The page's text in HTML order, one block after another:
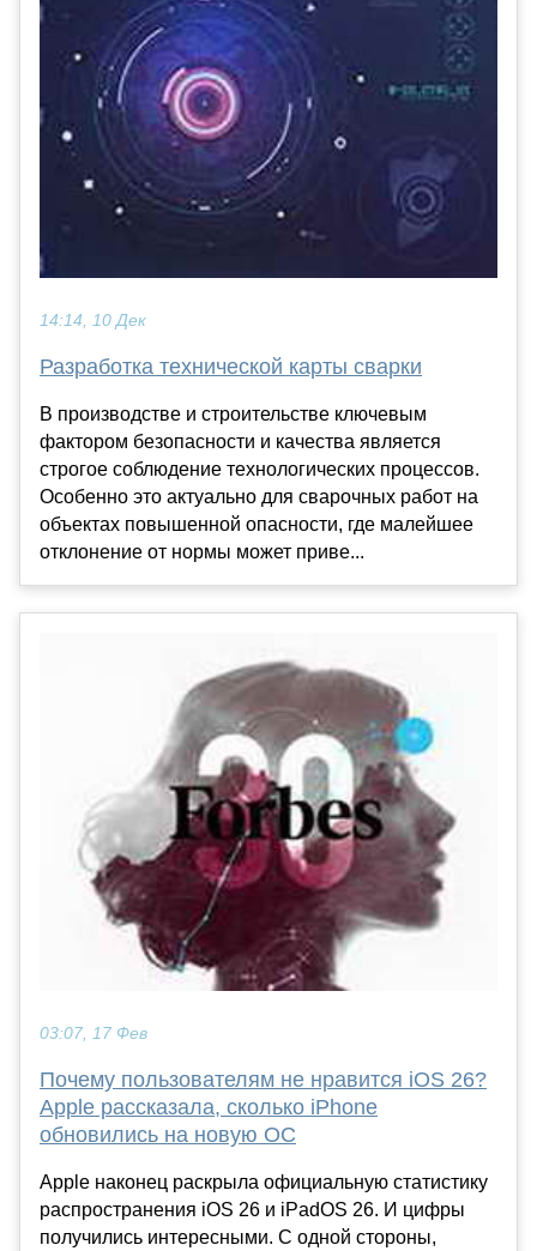
14:14, 10 Дек
Разработка технической карты сварки
В производстве и строительстве ключевым
фактором безопасности и качества является
строгое соблюдение технологических процессов.
Особенно это актуально для сварочных работ на
объектах повышенной опасности, где малейшее
отклонение от нормы может приве...
03:07, 17 Фев
Почему пользователям не нравится iOS 26?
Apple рассказала, сколько iPhone
обновились на новую ОС
Apple наконец раскрыла официальную статистику
распространения iOS 26 и iPadOS 26. И цифры
получились интересными. С одной стороны,